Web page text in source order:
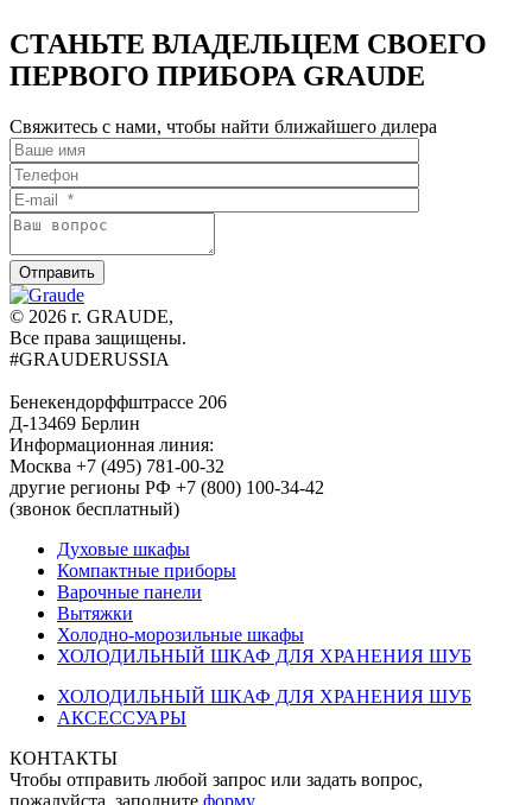
СТАНЬТЕ ВЛАДЕЛЬЦЕМ СВОЕГО
ПЕРВОГО ПРИБОРА GRAUDE
Свяжитесь с нами, чтобы найти ближайшего дилера
© 2026 г. GRAUDE,
Все права защищены.
#GRAUDERUSSIA
Бенекендорффштрассе 206
Д-13469 Берлин
Информационная линия:
Москва +7 (495) 781-00-32
другие регионы РФ +7 (800) 100-34-42
(звонок бесплатный)
Духовые шкафы
Компактные приборы
Варочные панели
Вытяжки
Холодно-морозильные шкафы
ХОЛОДИЛЬНЫЙ ШКАФ ДЛЯ ХРАНЕНИЯ ШУБ
ХОЛОДИЛЬНЫЙ ШКАФ ДЛЯ ХРАНЕНИЯ ШУБ
АКСЕССУАРЫ
КОНТАКТЫ
Чтобы отправить любой запрос или задать вопрос,
пожалуйста, заполните форму